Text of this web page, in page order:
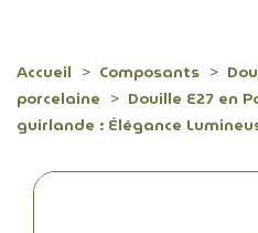
Accueil Composants
porcelaine
Douille E27 en
guirlande : Élégance